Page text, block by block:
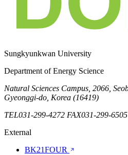
Sungkyunkwan University
Department of Energy Science
Natural Sciences Campus, 2066,
Gyeonggi-do, Korea (16419)
TEL031-299-4272 FAX031-299-6505
External
BK21FOUR